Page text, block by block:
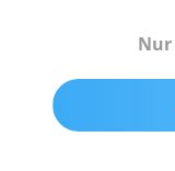
200 g
Nur